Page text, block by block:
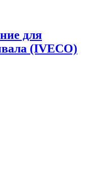
для
(IVECO)